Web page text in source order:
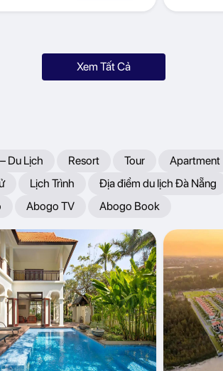
Xem Tất Cả
Du Lịch Resort Tour Apartment
Lịch Trình Địa điểm du lịch Đà Nẵng
Abogo TV Abogo Book